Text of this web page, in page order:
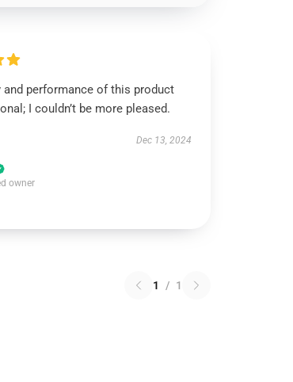
and performance of this product
I couldn’t be more pleased.
Dec 13, 2024
owner
1 / 1